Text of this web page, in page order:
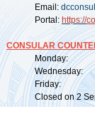
Email:
Portal: https://
CONSULAR
Monday:
Wednesday:
Friday:
Closed on 2